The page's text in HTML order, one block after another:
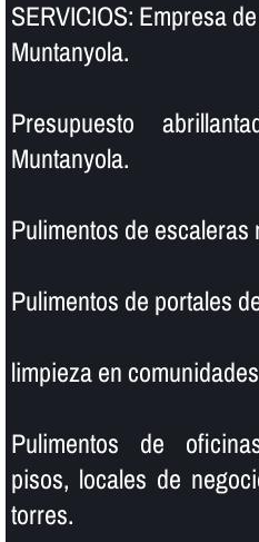
SERVICIOS: Empresa
Muntanyola.
Presupuesto
Muntanyola.
Pulimentos de escaleras
Pulimentos de portales
limpieza en
Pulimentos de
pisos, locales de
torres.